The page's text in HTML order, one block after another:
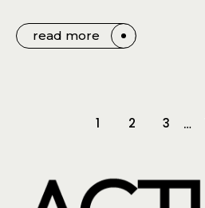
read more
1 2 3 …